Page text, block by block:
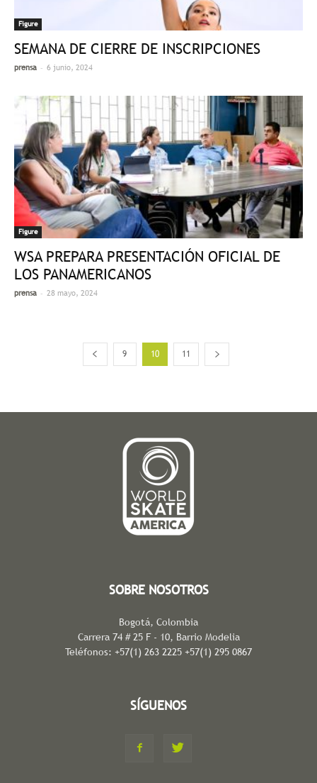
Figure
SEMANA DE CIERRE DE INSCRIPCIONES
prensa - 6 junio, 2024
Figure
WSA PREPARA PRESENTACIÓN OFICIAL DE
LOS PANAMERICANOS
prensa - 28 mayo, 2024
9 10 11
SOBRE NOSOTROS
Bogotá, Colombia
Carrera 74 # 25 F - 10, Barrio Modelia
Teléfonos: +57(1) 263 2225 +57(1) 295 0867
SÍGUENOS